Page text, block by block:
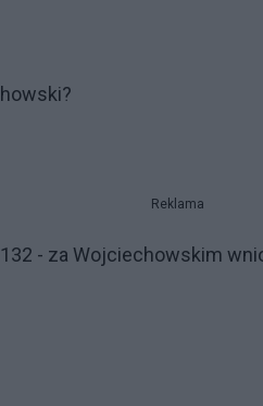
Reklama
- za Wojciechowskim